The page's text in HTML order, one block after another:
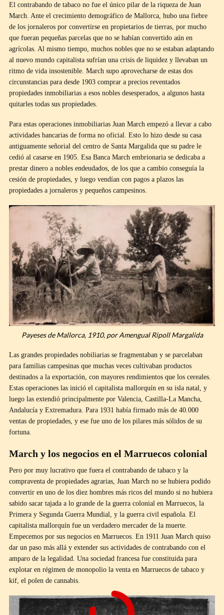
El contrabando de tabaco no fue el único pilar de la riqueza de Juan
March. Ante el crecimiento demográfico de Mallorca, hubo una fiebre
de los jornaleros por convertirse en propietarios de tierras, por mucho
que fueran pequeñas parcelas que no se habían convertido aún en
agrícolas. Al mismo tiempo, muchos nobles que no se estaban adaptando
al nuevo mundo capitalista sufrían una crisis de liquidez y llevaban un
ritmo de vida insostenible. March supo aprovecharse de estas dos
circunstancias para desde 1903 comprar a precios reventados
propiedades inmobiliarias a esos nobles desesperados, a algunos hasta
quitarles todas sus propiedades.
Para estas operaciones inmobiliarias Juan March empezó a llevar a cabo
actividades bancarias de forma no oficial. Esto lo hizo desde su casa
antiguamente señorial del centro de Santa Margalida que su padre le
cedió al casarse en 1905. Esa Banca March embrionaria se dedicaba a
prestar dinero a nobles endeudados, de los que a cambio conseguía la
cesión de propiedades, y luego vendían con pagos a plazos las
propiedades a jornaleros y pequeños campesinos.
Payeses de Mallorca, 1910, por Amengual Ripoll Margalida
Las grandes propiedades nobiliarias se fragmentaban y se parcelaban
para familias campesinas que muchas veces cultivaban productos
destinados a la exportación, con mayores rendimientos que los cereales.
Estas operaciones las inició el capitalista mallorquín en su isla natal, y
luego las extendió principalmente por Valencia, Castilla-La Mancha,
Andalucía y Extremadura. Para 1931 había firmado más de 40.000
ventas de propiedades, y ese fue uno de los pilares más sólidos de su
fortuna.
March y los negocios en el Marruecos colonial
Pero por muy lucrativo que fuera el contrabando de tabaco y la
compraventa de propiedades agrarias, Juan March no se hubiera podido
convertir en uno de los diez hombres más ricos del mundo si no hubiera
sabido sacar tajada a lo grande de la guerra colonial en Marruecos, la
Primera y Segunda Guerra Mundial, y la guerra civil española. El
capitalista mallorquín fue un verdadero mercader de la muerte.
Empecemos por sus negocios en Marruecos. En 1911 Juan March quiso
dar un paso más allá y extender sus actividades de contrabando con el
amparo de la legalidad. Una sociedad francesa fue constituida para
explotar en régimen de monopolio la venta en Marruecos de tabaco y
kif, el polen de cannabis.